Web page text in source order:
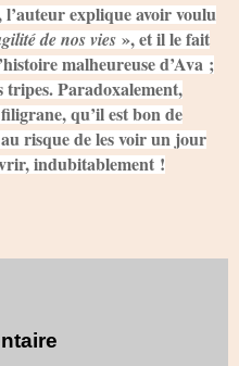
l’auteur explique avoir voulu
de nos vies », et il le fait
malheureuse d’Ava ;
tripes. Paradoxalement,
qu’il est bon de
risque de les voir un jour
indubitablement !